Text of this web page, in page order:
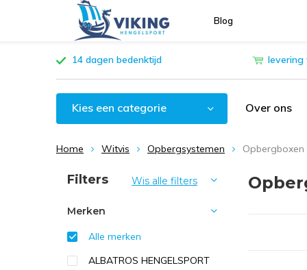
Blog
14 dagen bedenktijd levering
Kies een categorie Over ons
Home Witvis Opbergsystemen Opbergboxen
Sorteren op:
Filters Wis alle filters
Merken
Alle merken
ALBATROS HENGELSPORT